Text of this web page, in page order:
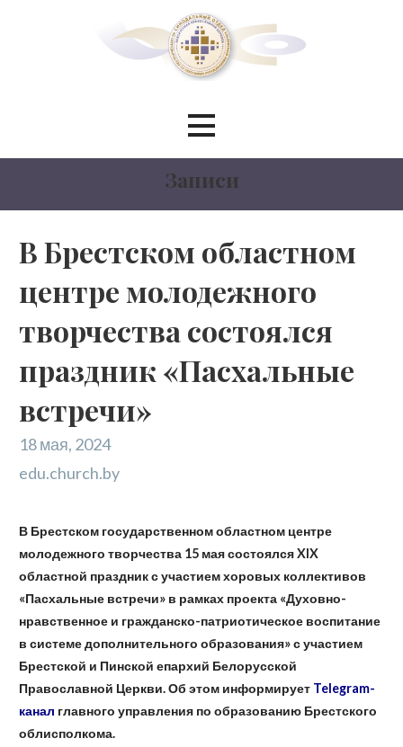
Синодальный отдел по
сотрудничеству со светскими
учреждениями образования
БЕЛОРУССКИЙ ЭКЗАРХАТ
МОСКОВСКИЙ ПАТРИАРХАТ
Записи
В Брестском областном
центре молодежного
творчества состоялся
праздник «Пасхальные
встречи»
18 мая, 2024
edu.church.by
В Брестском государственном областном центре
молодежного творчества 15 мая состоялся XIX
областной праздник с участием хоровых коллективов
«Пасхальные встречи» в рамках проекта «Духовно-
нравственное и гражданско-патриотическое воспитание
в системе дополнительного образования» с участием
Брестской и Пинской епархий Белорусской
Православной Церкви. Об этом информирует Telegram-
канал главного управления по образованию Брестского
облисполкома.